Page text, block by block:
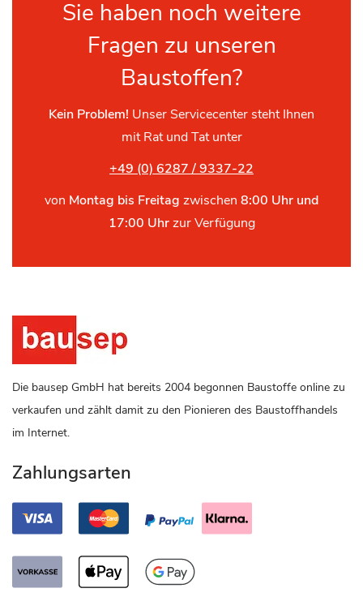
Sie haben noch weitere
Fragen zu unseren
Baustoffen?
Kein Problem! Unser Servicecenter steht Ihnen
mit Rat und Tat unter
+49 (0) 6287 / 9337-22
von Montag bis Freitag zwischen 8:00 Uhr und
17:00 Uhrzur Verfügung
Die bausep GmbH hat bereits 2004 begonnen Baustoffe online zu
verkaufen und zählt damit zu den Pionieren des Baustoffhandels
im Internet.
Zahlungsarten